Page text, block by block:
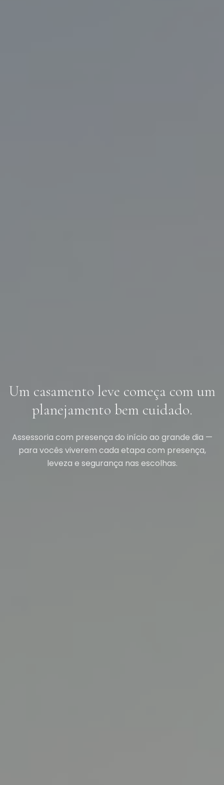
Um casamento leve começa com um
planejamento bem cuidado.
Assessoria com presença do início ao grande dia —
para vocês viverem cada etapa com presença,
leveza e segurança nas escolhas.